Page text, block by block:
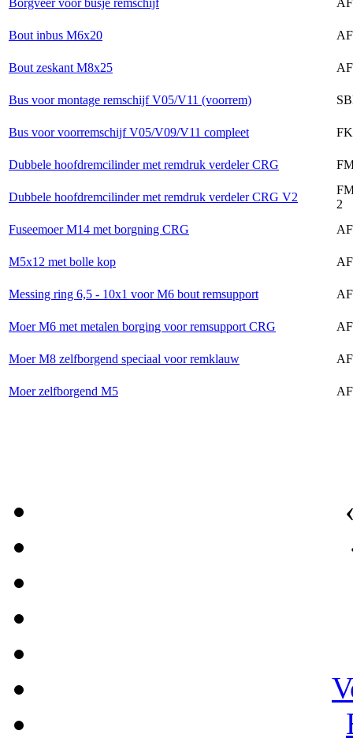
Borgveer voor busje remschijf
Bout inbus M6x20
Bout zeskant M8x25
Bus voor montage remschijf V05/V11 (voorrem)
Bus voor voorremschijf V05/V09/V11 compleet
Dubbele hoofdremcilinder met remdruk verdeler CRG
Dubbele hoofdremcilinder met remdruk verdeler CRG V2
2
Fuseemoer M14 met borgning CRG
M5x12 met bolle kop
Messing ring 6,5 - 10x1 voor M6 bout remsupport
Moer M6 met metalen borging voor remsupport CRG
Moer M8 zelfborgend speciaal voor remklauw
Moer zelfborgend M5